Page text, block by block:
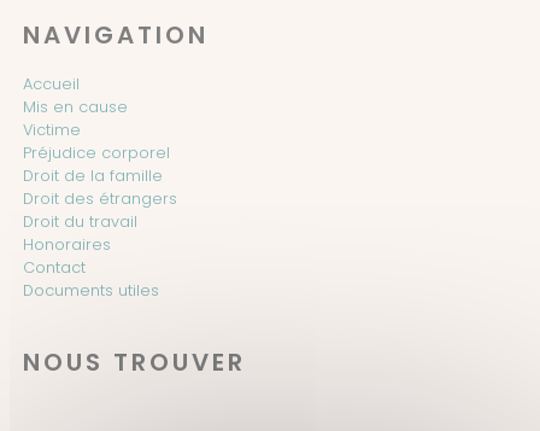
NAVIGATION
Accueil
Mis en cause
Victime
Préjudice corporel
Droit de la famille
Droit des étrangers
Droit du travail
Honoraires
Contact
Documents utiles
NOUS TROUVER